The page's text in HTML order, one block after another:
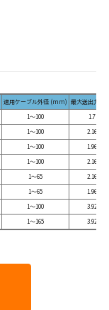
適用ケーブル外径 (mm) 最大送出力
1～100
1.7
1～100
2.16
1～100
1.96
1～100
2.16
1～65
2.16
1～65
1.96
1～100
3.92
1～165 3.92